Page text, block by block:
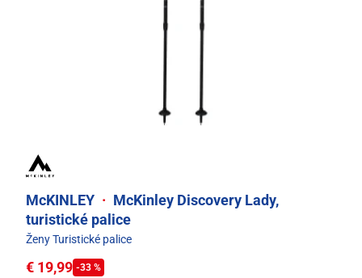
McKINLEY · McKinley Discovery Lady,
turistické palice
Ženy Turistické palice
€ 19,99 -33 %